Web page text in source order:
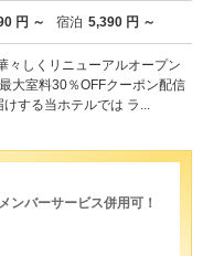
円 ～ 宿泊 5,390 円 ～
々しくリニューアルオープン
大室料30％OFFクーポン配信
する当ホテルでは ラ...
ンバーサービス併用可！